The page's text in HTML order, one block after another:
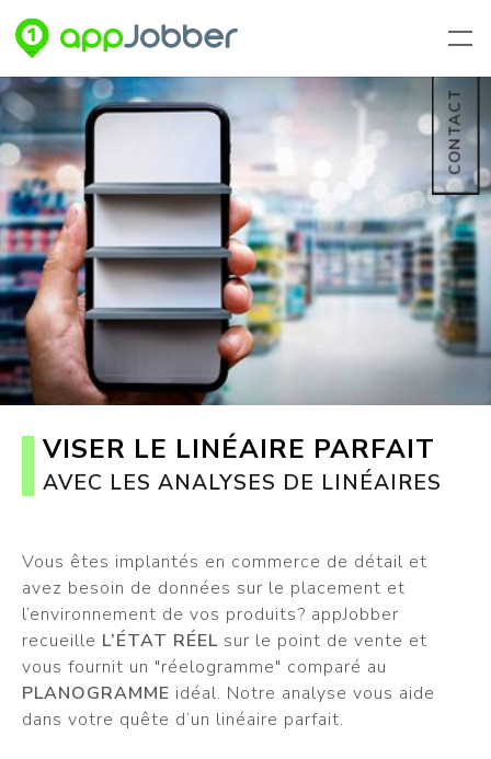
Aller au contenu principal
VISER LE LINÉAIRE PARFAIT
AVEC LES ANALYSES DE LINÉAIRES
Vous êtes implantés en commerce de détail et
avez besoin de données sur le placement et
l’environnement de vos produits? appJobber
recueille L’ÉTAT RÉEL sur le point de vente et
vous fournit un "réelogramme" comparé au
PLANOGRAMME idéal. Notre analyse vous aide
dans votre quête d’un linéaire parfait.
CONTACT